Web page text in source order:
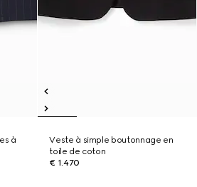
à
Veste à simple boutonnage en
toile de coton
€ 1.470